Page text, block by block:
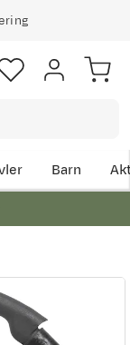
Barn